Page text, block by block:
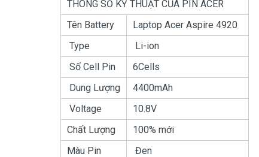
THÔNG SỐ KỸ THUẬT CỦA PIN ACER
Tên Battery
Laptop Acer Aspire 4920
Type
Li-ion
Số Cell Pin
6Cells
Dung Lượng
4400mAh
Voltage
10.8V
Chất Lượng
100% mới
Màu Pin
Đen